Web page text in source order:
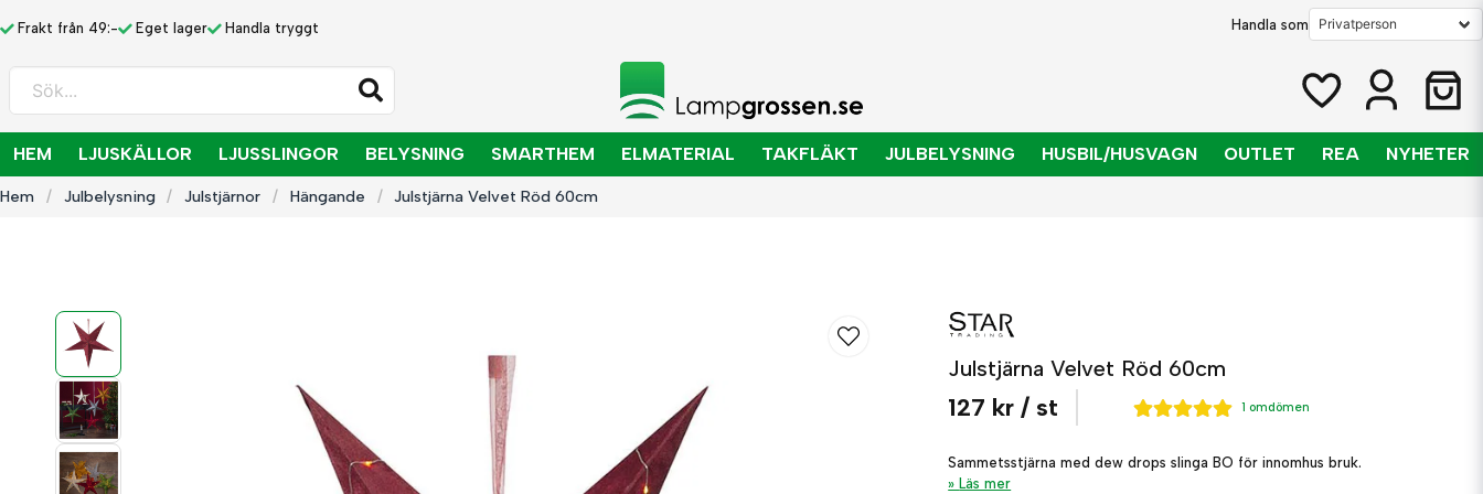
Frakt från 49:- Eget lager Handla tryggt Handla som
Sök...
HEM LJUSKÄLLOR LJUSSLINGOR BELYSNING SMARTHEM ELMATERIAL TAKFLÄKT JULBELYSNING HUSBIL/HUSVAGN OUTLET REA NYHETER
Hem Julbelysning Julstjärnor Hängande Julstjärna Velvet Röd 60cm
Julstjärna Velvet Röd 60cm
127 kr / st 1 omdömen
Sammetsstjärna med dew drops slinga BO för innomhus bruk.
Läs mer